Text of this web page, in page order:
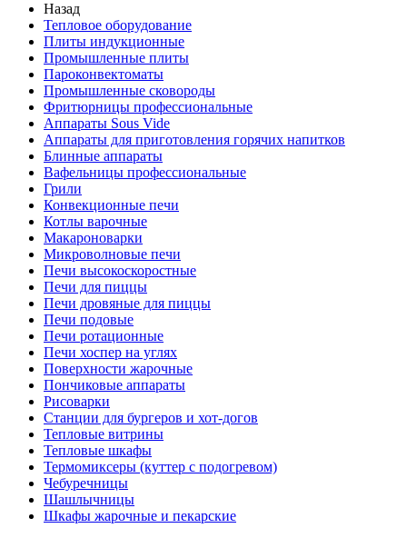
Назад
Тепловое оборудование
Плиты индукционные
Промышленные плиты
Пароконвектоматы
Промышленные сковороды
Фритюрницы профессиональные
Аппараты Sous Vide
Аппараты для приготовления горячих напитков
Блинные аппараты
Вафельницы профессиональные
Грили
Конвекционные печи
Котлы варочные
Макароноварки
Микроволновые печи
Печи высокоскоростные
Печи для пиццы
Печи дровяные для пиццы
Печи подовые
Печи ротационные
Печи хоспер на углях
Поверхности жарочные
Пончиковые аппараты
Рисоварки
Станции для бургеров и хот-догов
Тепловые витрины
Тепловые шкафы
Термомиксеры (куттер с подогревом)
Чебуречницы
Шашлычницы
Шкафы жарочные и пекарские